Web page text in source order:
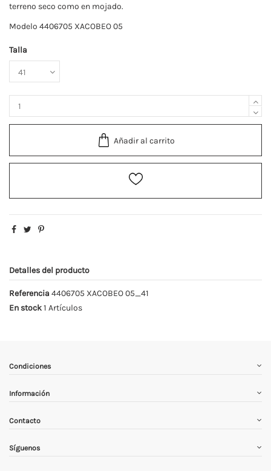
terreno seco como en mojado.
Modelo 4406705 XACOBEO 05
Talla
Añadir al carrito
Detalles del producto
Referencia 4406705 XACOBEO 05_41
En stock1 Artículos
Condiciones
Información
Contacto
Síguenos